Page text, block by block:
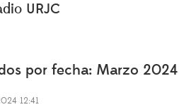
URJC
por fecha: Marzo 2024
12:41